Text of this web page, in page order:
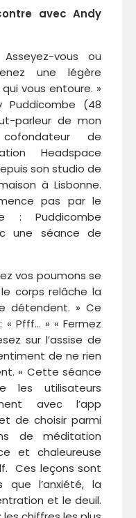
avec Andy
vous ou
une légère
vous entoure. »
Puddicombe (48
parleur de mon
de
Headspace
son studio de
à Lisbonne.
pas par le
: Puddicombe
une séance de
vos poumons se
le corps relâche la
détendent. » Ce
Pfff… » « Fermez
sur l’assise de
de ne rien
» Cette séance
les utilisateurs
avec l’app
de choisir parmi
de méditation
et chaleureuse
Ces leçons sont
l’anxiété, la
et le deuil.